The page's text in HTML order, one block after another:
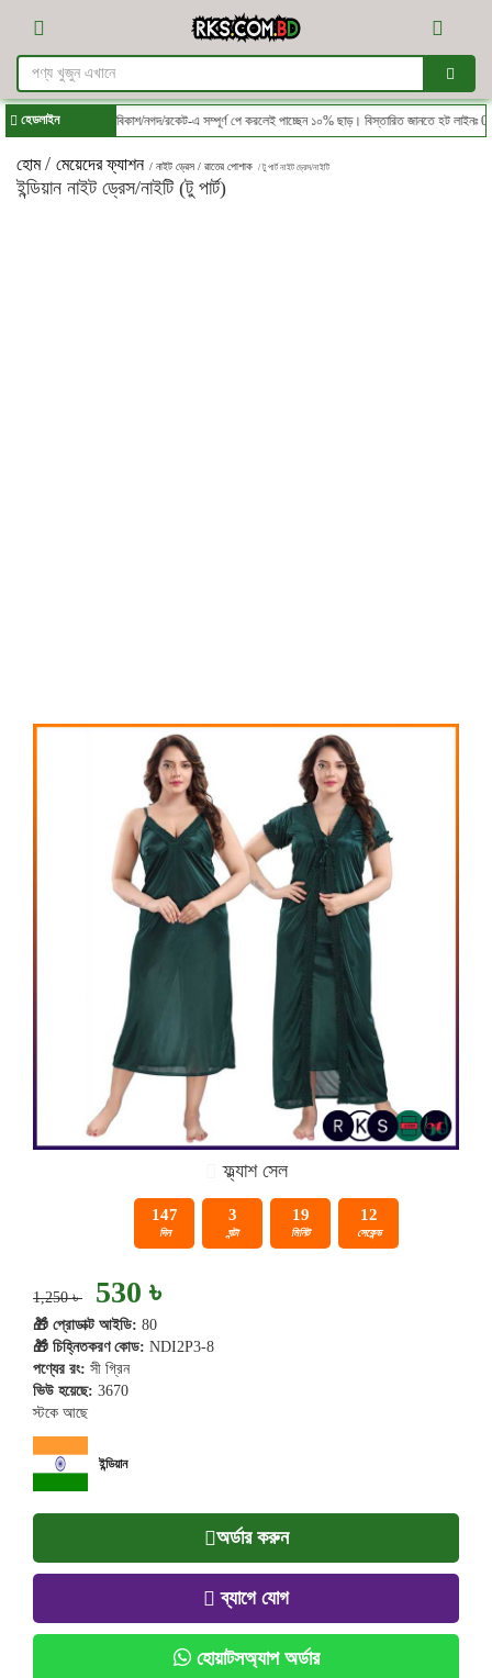
হেডলাইন
ভ্রমন প্যাকেজ। বিকাশ/নগদ/রকেট-এ সম্পূর্ণ পে করলেই পাচ্ছেন ১০% ছাড়। বিস্তারিত জানতে হট লাইনঃ
হোম/ মেয়েদের ফ্যাশন / নাইট ড্রেস / রাতের পোশাক / টু পার্ট নাইট ড্রেস/নাইটি
ইন্ডিয়ান নাইট ড্রেস/নাইটি (টু পার্ট)
ফ্ল্যাশ সেল
147
দিন
3
ঘন্টা
19
মিনিট
12
সেকেন্ড
1,250 ৳ 530 ৳
🎁 প্রোডাক্ট আইডি: 80
🎁 চিহ্নিতকরণ কোড: NDI2P3-8
পণ্যের রং: সী গ্রিন
ভিউ হয়েছে: 3670
স্টকে আছে
ইন্ডিয়ান
অর্ডার করুন
ব্যাগে যোগ
হোয়াটসঅ্যাপ অর্ডার